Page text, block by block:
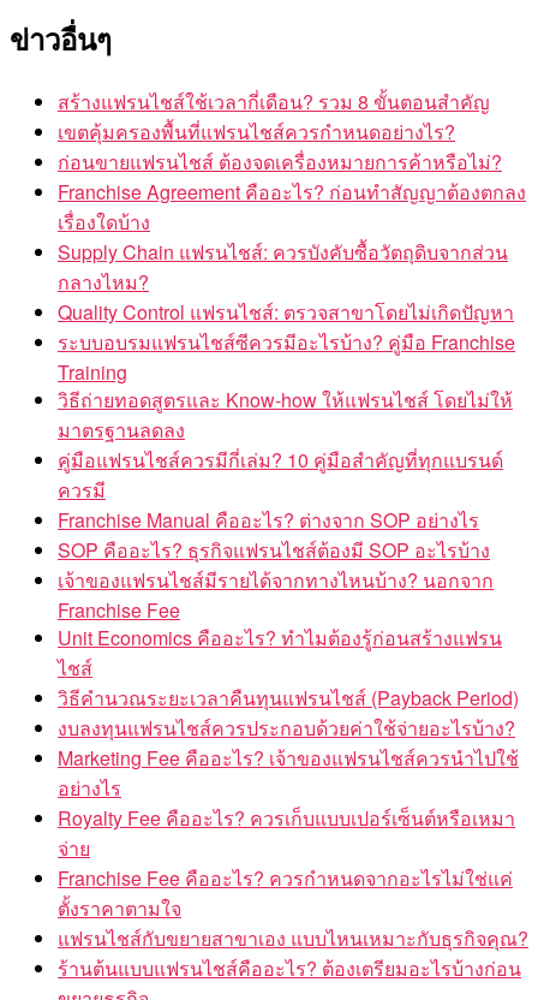
ข่าวอื่นๆ
สร้างแฟรนไชส์ใช้เวลากี่เดือน? รวม 8 ขั้นตอนสำคัญ
เขตคุ้มครองพื้นที่แฟรนไชส์ควรกำหนดอย่างไร?
ก่อนขายแฟรนไชส์ ต้องจดเครื่องหมายการค้าหรือไม่?
Franchise Agreement คืออะไร? ก่อนทำสัญญาต้องตกลง
เรื่องใดบ้าง
Supply Chain แฟรนไชส์: ควรบังคับซื้อวัตถุดิบจากส่วน
กลางไหม?
Quality Control แฟรนไชส์: ตรวจสาขาโดยไม่เกิดปัญหา
ระบบอบรมแฟรนไชส์ซีควรมีอะไรบ้าง? คู่มือ Franchise
Training
วิธีถ่ายทอดสูตรและ Know-how ให้แฟรนไชส์ โดยไม่ให้
มาตรฐานลดลง
คู่มือแฟรนไชส์ควรมีกี่เล่ม? 10 คู่มือสำคัญที่ทุกแบรนด์
ควรมี
Franchise Manual คืออะไร? ต่างจาก SOP อย่างไร
SOP คืออะไร? ธุรกิจแฟรนไชส์ต้องมี SOP อะไรบ้าง
เจ้าของแฟรนไชส์มีรายได้จากทางไหนบ้าง? นอกจาก
Franchise Fee
Unit Economics คืออะไร? ทำไมต้องรู้ก่อนสร้างแฟรน
ไชส์
วิธีคำนวณระยะเวลาคืนทุนแฟรนไชส์ (Payback Period)
งบลงทุนแฟรนไชส์ควรประกอบด้วยค่าใช้จ่ายอะไรบ้าง?
Marketing Fee คืออะไร? เจ้าของแฟรนไชส์ควรนำไปใช้
อย่างไร
Royalty Fee คืออะไร? ควรเก็บแบบเปอร์เซ็นต์หรือเหมา
จ่าย
Franchise Fee คืออะไร? ควรกำหนดจากอะไรไม่ใช่แค่
ตั้งราคาตามใจ
แฟรนไชส์กับขยายสาขาเอง แบบไหนเหมาะกับธุรกิจคุณ?
ร้านต้นแบบแฟรนไชส์คืออะไร? ต้องเตรียมอะไรบ้างก่อน